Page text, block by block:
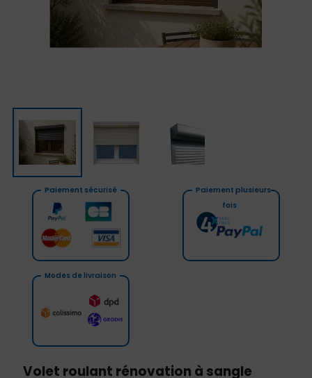
Paiement sécurisé
Paiement plusieurs
fois
Modes de livraison
Volet roulant rénovation à sangle